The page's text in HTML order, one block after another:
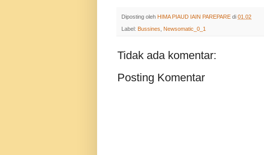
Diposting oleh HIMA PIAUD IAIN PAREPARE di 01.02
Label: Bussines Newsomatic_0_1
Tidak ada komentar:
Posting Komentar